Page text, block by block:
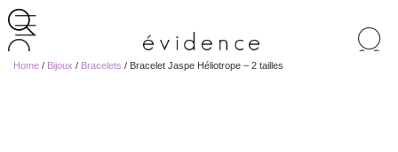
de
Home / Bijoux / Bracelets / Bracelet Jaspe Héliotrope – 2 tailles